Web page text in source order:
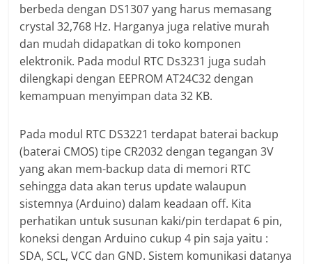
berbeda dengan DS1307 yang harus memasang
crystal 32,768 Hz. Harganya juga relative murah
dan mudah didapatkan di toko komponen
elektronik. Pada modul RTC Ds3231 juga sudah
dilengkapi dengan EEPROM AT24C32 dengan
kemampuan menyimpan data 32 KB.
Pada modul RTC DS3221 terdapat baterai backup
(baterai CMOS) tipe CR2032 dengan tegangan 3V
yang akan mem-backup data di memori RTC
sehingga data akan terus update walaupun
sistemnya (Arduino) dalam keadaan off. Kita
perhatikan untuk susunan kaki/pin terdapat 6 pin,
koneksi dengan Arduino cukup 4 pin saja yaitu :
SDA, SCL, VCC dan GND. Sistem komunikasi datanya